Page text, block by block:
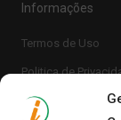
Informações
Termos de Uso
Politica de